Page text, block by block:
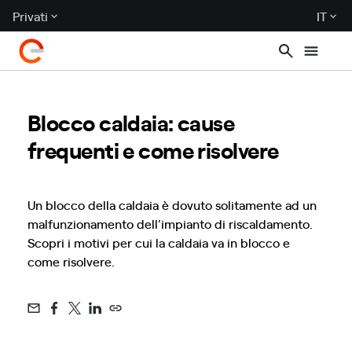
Privati IT
Blocco caldaia: cause
frequenti e come risolvere
Un blocco della caldaia è dovuto solitamente ad un
malfunzionamento dell’impianto di riscaldamento.
Scopri i motivi per cui la caldaia va in blocco e
come risolvere.